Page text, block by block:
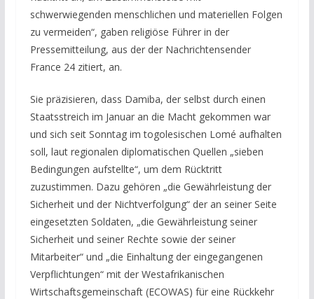
schwerwiegenden menschlichen und materiellen Folgen
zu vermeiden“, gaben religiöse Führer in der
Pressemitteilung, aus der der Nachrichtensender
France 24 zitiert, an.
Sie präzisieren, dass Damiba, der selbst durch einen
Staatsstreich im Januar an die Macht gekommen war
und sich seit Sonntag im togolesischen Lomé aufhalten
soll, laut regionalen diplomatischen Quellen „sieben
Bedingungen aufstellte“, um dem Rücktritt
zuzustimmen. Dazu gehören „die Gewährleistung der
Sicherheit und der Nichtverfolgung“ der an seiner Seite
eingesetzten Soldaten, „die Gewährleistung seiner
Sicherheit und seiner Rechte sowie der seiner
Mitarbeiter“ und „die Einhaltung der eingegangenen
Verpflichtungen“ mit der Westafrikanischen
Wirtschaftsgemeinschaft (ECOWAS) für eine Rückkehr